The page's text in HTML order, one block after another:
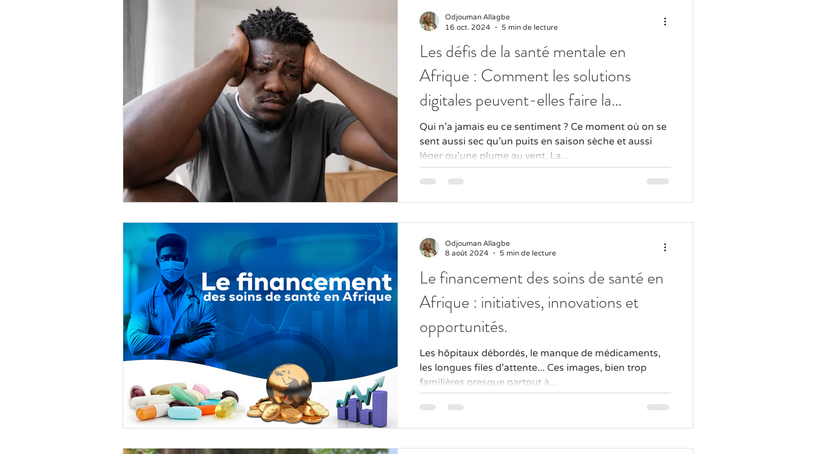
Les défis de la santé mentale en
Afrique : Comment les solutions
digitales peuvent-elles faire la
différence ?
Qui n'a jamais eu ce sentiment ? Ce moment où on se
sent aussi sec qu'un puits en saison sèche et aussi
léger qu'une plume au vent. La...
Odjouman Allagbe
16 oct. 2024
5 min de lecture
Le financement des soins de santé en
Afrique : initiatives, innovations et
opportunités.
Les hôpitaux débordés, le manque de médicaments,
les longues files d'attente... Ces images, bien trop
familières presque partout à...
Odjouman Allagbe
8 août 2024
5 min de lecture